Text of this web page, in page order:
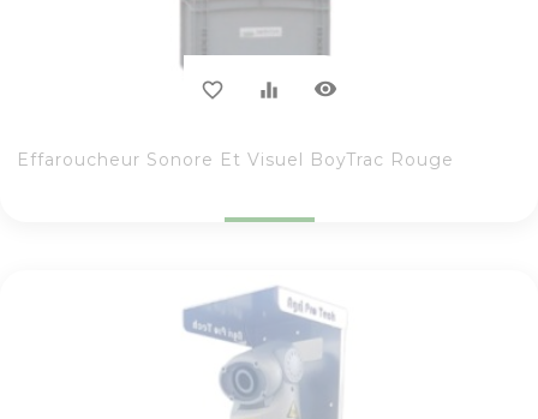
favorite_border equalizer visibility
Effaroucheur Sonore Et Visuel BoyTrac Rouge